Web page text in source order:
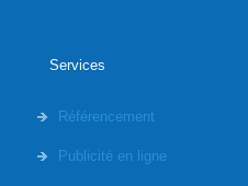
Services
Référencement
Publicité en ligne